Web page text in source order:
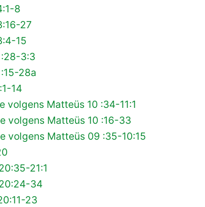
8
27
15
3:3
28a
14
volgens Matteüs 10 :34-11:1
volgens Matteüs 10 :16-33
volgens Matteüs 09 :35-10:15
21:1
34
23